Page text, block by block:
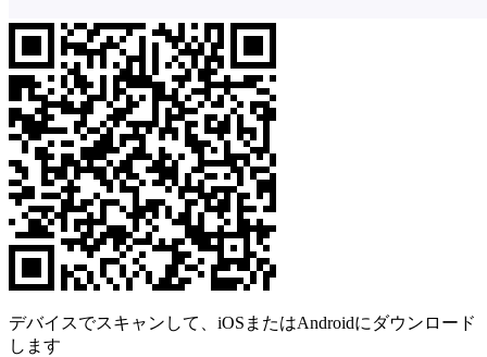
デバイスでスキャンして、iOSまたはAndroidにダウンロード
します